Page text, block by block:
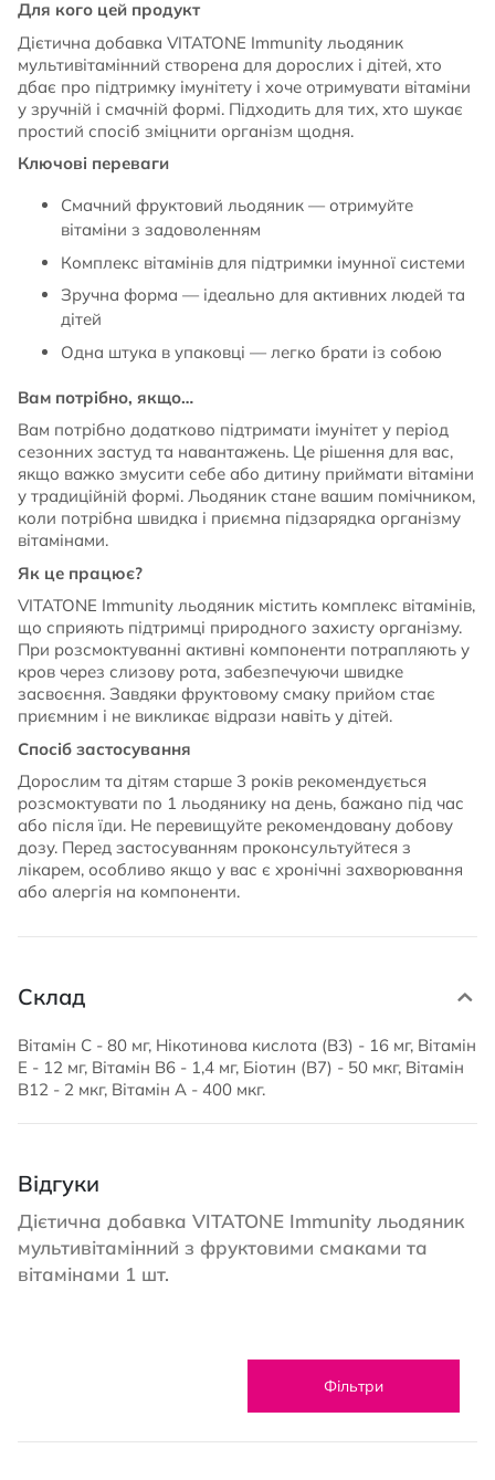
Для кого цей продукт
Дієтична добавка VITATONE Immunity льодяник
мультивітамінний створена для дорослих і дітей, хто
дбає про підтримку імунітету і хоче отримувати вітаміни
у зручній і смачній формі. Підходить для тих, хто шукає
простий спосіб зміцнити організм щодня.
Ключові переваги
Смачний фруктовий льодяник — отримуйте
вітаміни з задоволенням
Комплекс вітамінів для підтримки імунної системи
Зручна форма — ідеально для активних людей та
дітей
Одна штука в упаковці — легко брати із собою
Вам потрібно, якщо…
Вам потрібно додатково підтримати імунітет у період
сезонних застуд та навантажень. Це рішення для вас,
якщо важко змусити себе або дитину приймати вітаміни
у традиційній формі. Льодяник стане вашим помічником,
коли потрібна швидка і приємна підзарядка організму
вітамінами.
Як це працює?
VITATONE Immunity льодяник містить комплекс вітамінів,
що сприяють підтримці природного захисту організму.
При розсмоктуванні активні компоненти потрапляють у
кров через слизову рота, забезпечуючи швидке
засвоєння. Завдяки фруктовому смаку прийом стає
приємним і не викликає відрази навіть у дітей.
Спосіб застосування
Дорослим та дітям старше 3 років рекомендується
розсмоктувати по 1 льодянику на день, бажано під час
або після їди. Не перевищуйте рекомендовану добову
дозу. Перед застосуванням проконсультуйтеся з
лікарем, особливо якщо у вас є хронічні захворювання
або алергія на компоненти.
Склад
Вітамін С - 80 мг, Нікотинова кислота (B3) - 16 мг, Вітамін
Е - 12 мг, Вітамін В6 - 1,4 мг, Біотин (B7) - 50 мкг, Вітамін
В12 - 2 мкг, Вітамін А - 400 мкг.
Відгуки
Дієтична добавка VITATONE Immunity льодяник
мультивітамінний з фруктовими смаками та
вітамінами 1 шт.
Фільтри